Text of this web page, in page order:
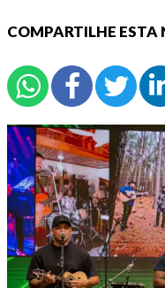
COMPARTILHE ESTA